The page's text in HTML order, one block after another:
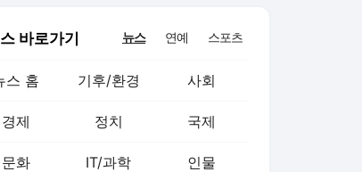
바로가기 뉴스 연예 스포츠
스 홈 기후/환경 사회
경제 정치 국제
문화 IT/과학 인물